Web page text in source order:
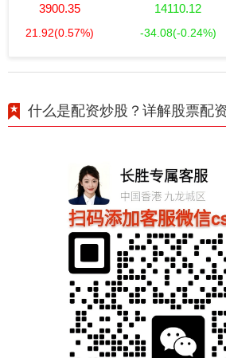
3900.35
21.92(0.57%)
14110.12
-34.08(-0.24%)
什么是配资炒股？详解股票配